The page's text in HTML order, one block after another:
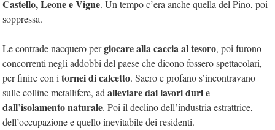
Castello,Leone e Vigne. Un tempo c’era anche quella del Pino, poi
soppressa.
Le contrade nacquero pergiocare alla caccia al tesoro, poi furono
concorrenti negli addobbi del paese che dicono fossero spettacolari,
per finire con i tornei di calcetto. Sacro e profano s’incontravano
sulle colline metallifere, ad alleviare dai lavori duri e
dall’isolamento naturale. Poi il declino dell’industria estrattrice,
dell’occupazione e quello inevitabile dei residenti.